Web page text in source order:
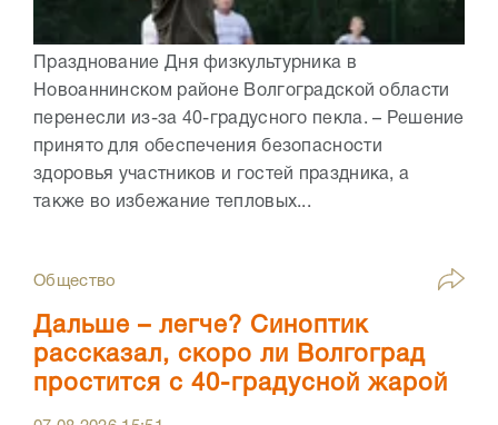
Празднование Дня физкультурника в
Новоаннинском районе Волгоградской области
перенесли из-за 40-градусного пекла. – Решение
принято для обеспечения безопасности
здоровья участников и гостей праздника, а
также во избежание тепловых...
Общество
Дальше – легче? Синоптик
рассказал, скоро ли Волгоград
простится с 40-градусной жарой